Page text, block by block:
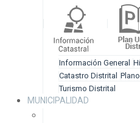
Información General
Catastro Distrital
Turismo Distrital
MUNICIPALIDAD